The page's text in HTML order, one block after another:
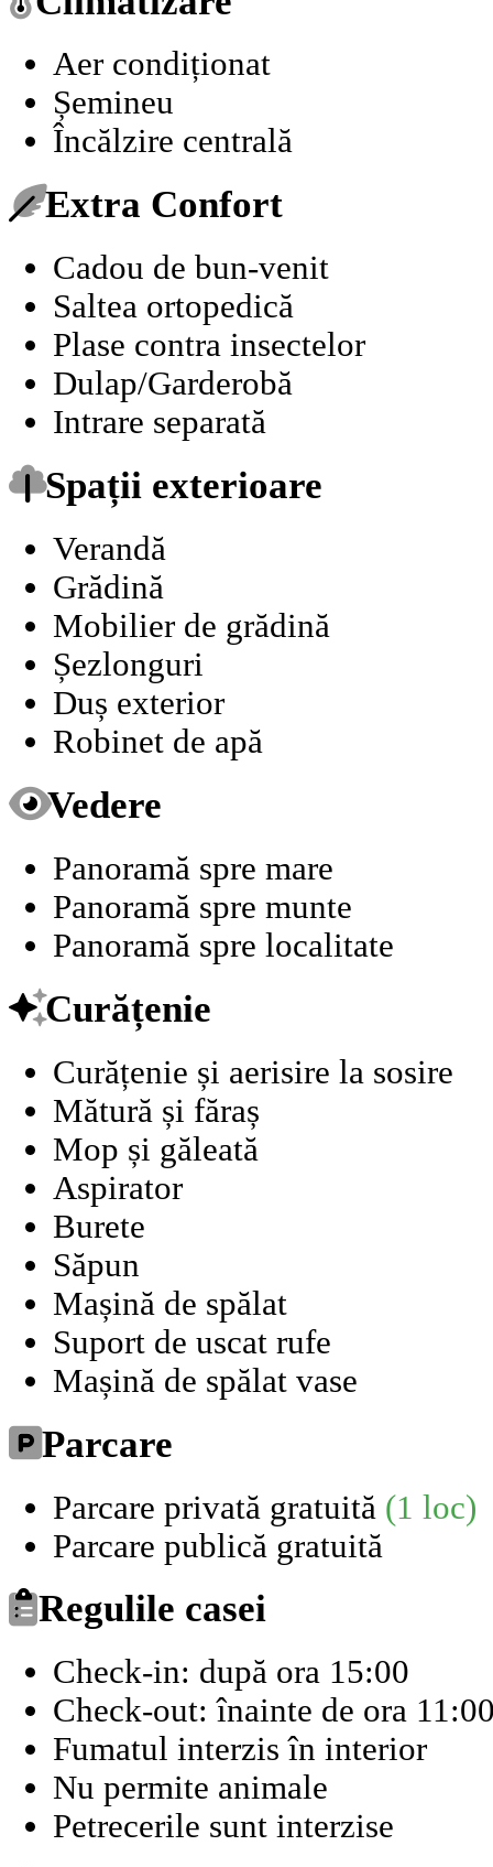
Aer condiționat
Șemineu
Încălzire centrală
Extra Confort
Cadou de bun-venit
Saltea ortopedică
Plase contra insectelor
Dulap/Garderobă
Intrare separată
Spații exterioare
Verandă
Grădină
Mobilier de grădină
Șezlonguri
Duș exterior
Robinet de apă
Vedere
Panoramă spre mare
Panoramă spre munte
Panoramă spre localitate
Curățenie
Curățenie și aerisire la sosire
Mătură și făraș
Mop și găleată
Aspirator
Burete
Săpun
Mașină de spălat
Suport de uscat rufe
Mașină de spălat vase
Parcare
Parcare privată gratuită (1 loc)
Parcare publică gratuită
Regulile casei
Check-in: după ora 15:00
Check-out: înainte de ora
Fumatul interzis în interior
Nu permite animale
Petrecerile sunt interzise